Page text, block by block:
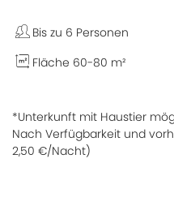
Bis zu 6 Personen
Fläche 60-80 m²
*Unterkunft mit Haustier
Nach Verfügbarkeit und
2,50 €/Nacht)